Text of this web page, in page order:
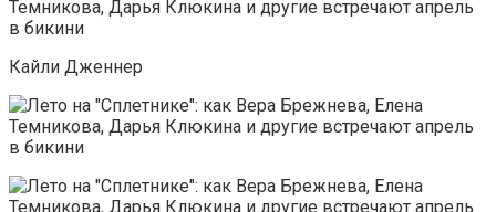
Кайли Дженнер